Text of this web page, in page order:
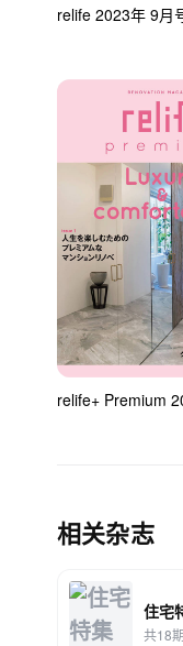
relife 2023年 9月
relife+ Premium
相关杂志
住宅
共18期